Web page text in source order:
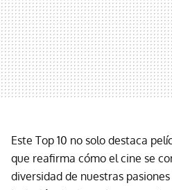
Este Top 10 no solo destaca
que reafirma cómo el cine se
diversidad de nuestras